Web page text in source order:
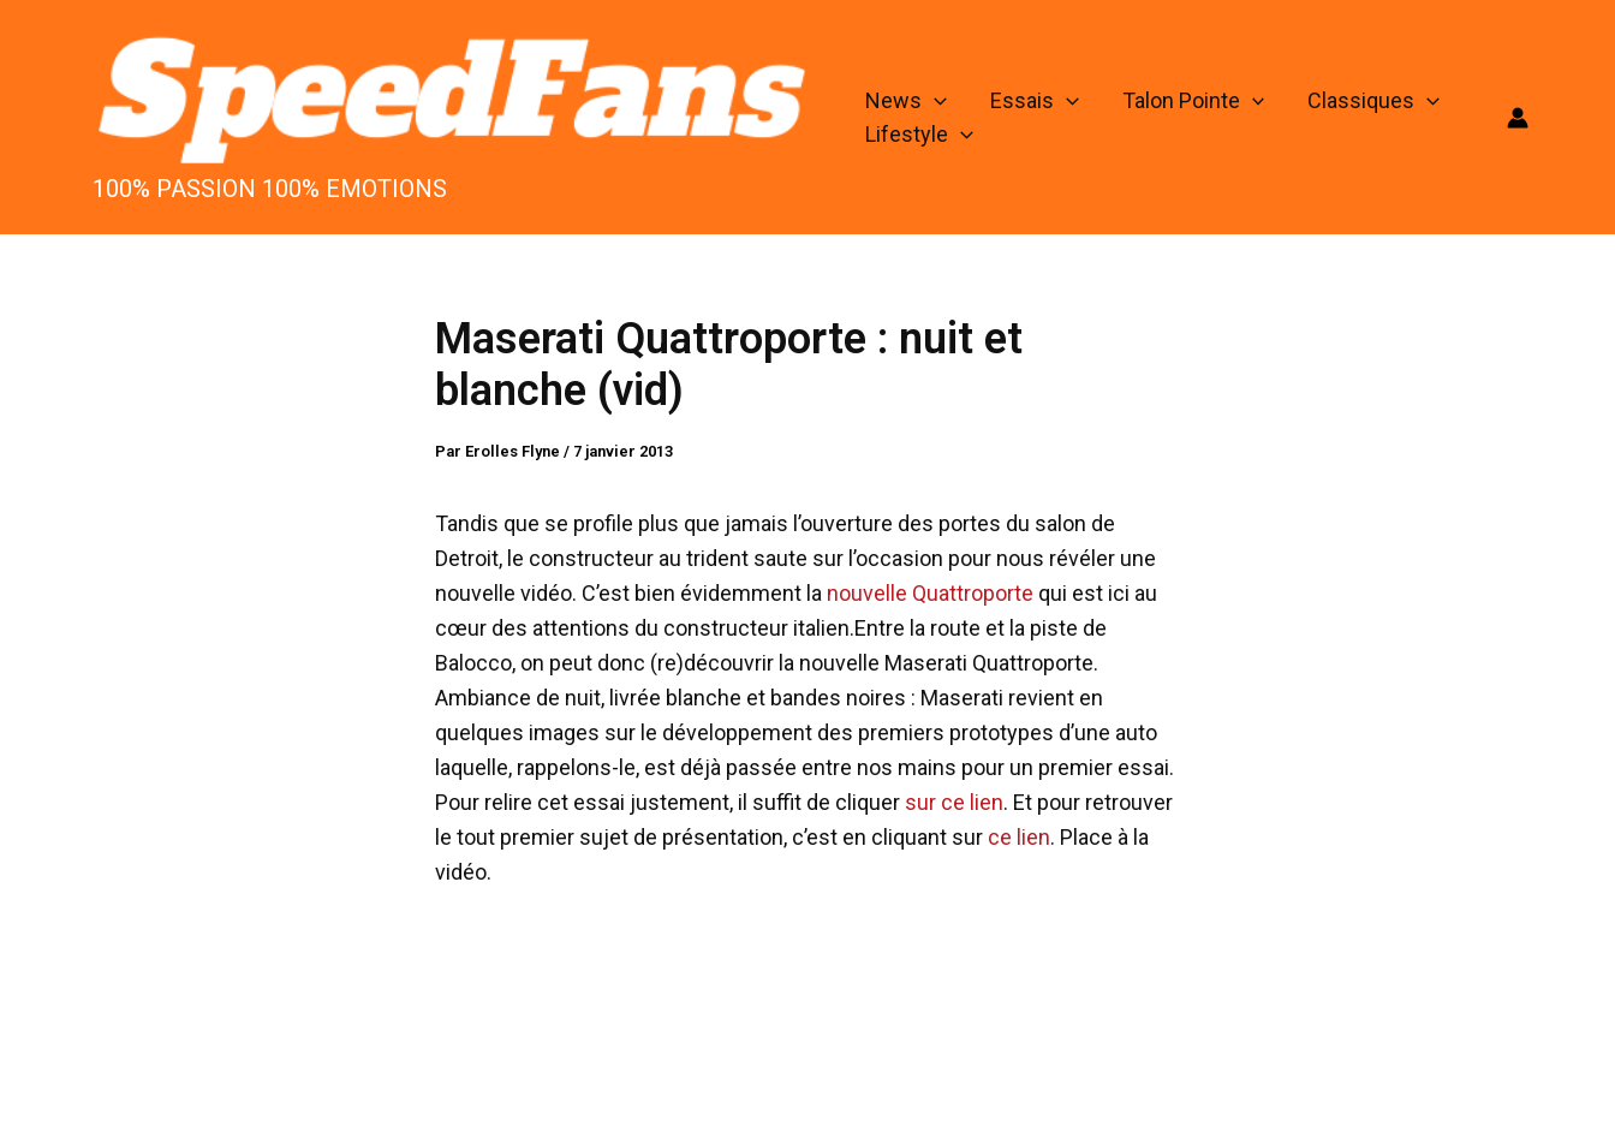
100% PASSION 100% EMOTIONS
News Essais Talon Pointe
Classiques
Lifestyle
Maserati Quattroporte : nuit et
blanche (vid)
Par Erolles Flyne / 7 janvier 2013
Tandis que se profile plus que jamais l’ouverture des portes du salon de
Detroit, le constructeur au trident saute sur l’occasion pour nous révéler une
nouvelle vidéo. C’est bien évidemment la nouvelle Quattroporte qui est ici au
cœur des attentions du constructeur italien.Entre la route et la piste de
Balocco, on peut donc (re)découvrir la nouvelle Maserati Quattroporte.
Ambiance de nuit, livrée blanche et bandes noires : Maserati revient en
quelques images sur le développement des premiers prototypes d’une auto
laquelle, rappelons-le, est déjà passée entre nos mains pour un premier essai.
Pour relire cet essai justement, il suffit de cliquer sur ce lien. Et pour retrouver
le tout premier sujet de présentation, c’est en cliquant sur ce lien. Place à la
vidéo.